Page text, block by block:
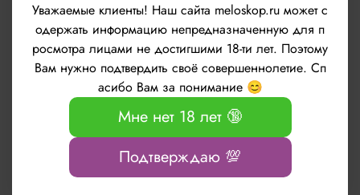
Уважаемые клиенты! Наш сайта meloskop.ru может с
одержать информацию непредназначенную для п
росмотра лицами не достигшими 18-ти лет. Поэтому
Вам нужно подтвердить своё совершеннолетие. Сп
асибо Вам за понимание 😊
Мне нет 18 лет 🔞
Подтверждаю 💯